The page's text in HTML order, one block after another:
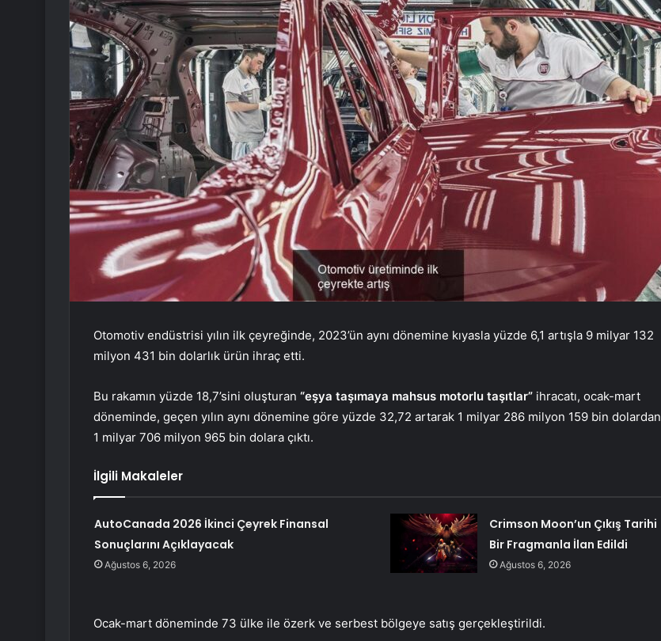
Otomotiv endüstrisi yılın ilk çeyreğinde, 2023’ün aynı dönemine kıyasla yüzde 6,1 artışla 9 milyar 132
milyon 431 bin dolarlık ürün ihraç etti.
Bu rakamın yüzde 18,7’sini oluşturan “eşya taşımaya mahsus motorlu taşıtlar” ihracatı, ocak-mart
döneminde, geçen yılın aynı dönemine göre yüzde 32,72 artarak 1 milyar 286 milyon 159 bin dolardan
1 milyar 706 milyon 965 bin dolara çıktı.
İlgili Makaleler
AutoCanada 2026 İkinci Çeyrek Finansal
Sonuçlarını Açıklayacak
Ağustos 6, 2026
Crimson Moon’un Çıkış Tarihi
Bir Fragmanla İlan Edildi
Ağustos 6, 2026
Ocak-mart döneminde 73 ülke ile özerk ve serbest bölgeye satış gerçekleştirildi.